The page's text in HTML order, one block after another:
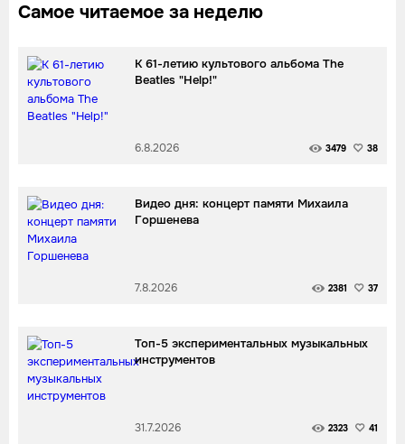
Самое читаемое за неделю
К 61-летию культового альбома The
Beatles "Help!"
6.8.2026 3479 38
Видео дня: концерт памяти Михаила
Горшенева
7.8.2026 2381 37
Топ-5 экспериментальных музыкальных
инструментов
31.7.2026 2323 41